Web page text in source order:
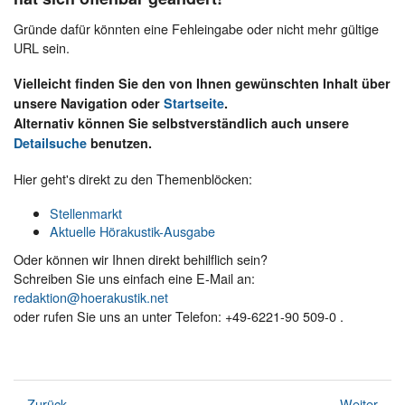
Gründe dafür könnten eine Fehleingabe oder nicht mehr gültige
URL sein.
Vielleicht finden Sie den von Ihnen gewünschten Inhalt über
unsere Navigation oder Startseite.
Alternativ können Sie selbstverständlich auch unsere
Detailsuche benutzen.
Hier geht's direkt zu den Themenblöcken:
Stellenmarkt
Aktuelle Hörakustik-Ausgabe
Oder können wir Ihnen direkt behilflich sein?
Schreiben Sie uns einfach eine E-Mail an:
redaktion@hoerakustik.net
oder rufen Sie uns an unter Telefon: +49-6221-90 509-0 .